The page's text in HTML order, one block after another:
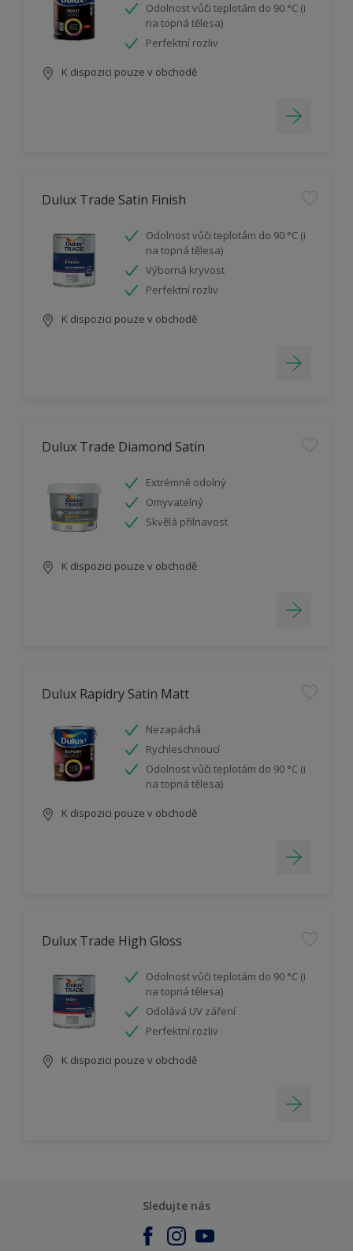
Odolnost vůči teplotám do 90 °C (i
na topná tělesa)
Perfektní rozliv
K dispozici pouze v obchodě
Dulux Trade Satin Finish
Odolnost vůči teplotám do 90 °C (i
na topná tělesa)
Výborná kryvost
Perfektní rozliv
K dispozici pouze v obchodě
Dulux Trade Diamond Satin
Extrémně odolný
Omyvatelný
Skvělá přilnavost
K dispozici pouze v obchodě
Dulux Rapidry Satin Matt
Nezapáchá
Rychleschnoucí
Odolnost vůči teplotám do 90 °C (i
na topná tělesa)
K dispozici pouze v obchodě
Dulux Trade High Gloss
Odolnost vůči teplotám do 90 °C (i
na topná tělesa)
Odolává UV záření
Perfektní rozliv
K dispozici pouze v obchodě
Sledujte nás